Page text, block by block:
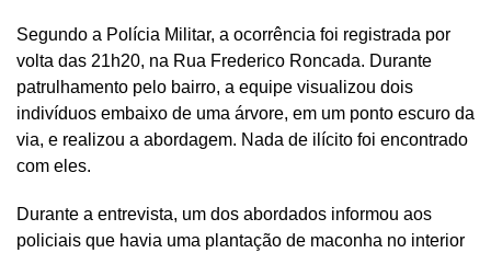
Segundo a Polícia Militar, a ocorrência foi registrada por
volta das 21h20, na Rua Frederico Roncada. Durante
patrulhamento pelo bairro, a equipe visualizou dois
indivíduos embaixo de uma árvore, em um ponto escuro da
via, e realizou a abordagem. Nada de ilícito foi encontrado
com eles.
Durante a entrevista, um dos abordados informou aos
policiais que havia uma plantação de maconha no interior